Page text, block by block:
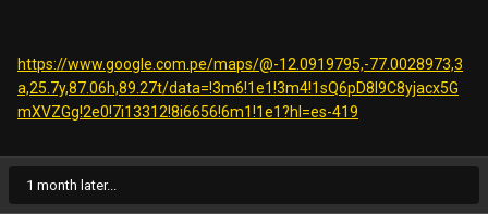
https://www.google.com.pe/maps/@-12.0919795,-77.0028973,3
a,25.7y,87.06h,89.27t/data=!3m6!1e1!3m4!1sQ6pD8l9C8yjacx5G
mXVZGg!2e0!7i13312!8i6656!6m1!1e1?hl=es-419
1 month later...